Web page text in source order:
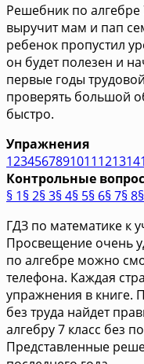
Решебник по алгебре
выручит мам и пап
ребенок пропустил
он будет полезен и
первые годы
проверять большой
быстро.
Упражнения
1234567891011121314
Контрольные
§ 1§ 2§ 3§ 4§ 5§ 6§ 7§ 8
ГДЗ по математике к
Просвещение очень
по алгебре можно
телефона. Каждая
упражнения в книге.
без труда найдет
алгебру 7 класс без
Представленные